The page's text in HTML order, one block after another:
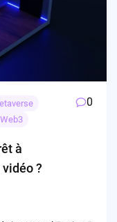
Web3
0
à
?